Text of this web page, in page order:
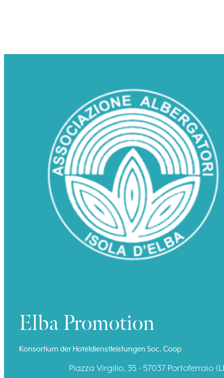
Elba Promotion
Konsortium der Hoteldienstleistungen Soc. Coop
Piazza Virgilio, 35 - 57037 Portoferraio